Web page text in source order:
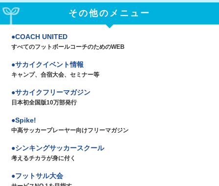
その他のメニュー
COACH UNITED
すべてのフットボールコーチのためのWEB
サカイクイベント情報
キャンプ、合宿大会、セミナー等
サカイクフリーマガジン
日本初全国版10万部発行
Spike!
中高サッカープレーヤー向けフリーマガジン
シンキングサッカースクール
考えるチカラが身に付く
フットサル大会